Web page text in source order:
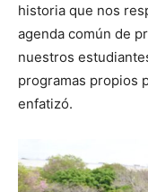
historia que nos
agenda común de
nuestros
programas propios
enfatizó.